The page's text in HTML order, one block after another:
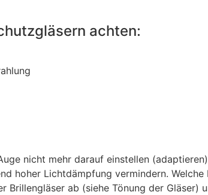
achten:
nicht mehr darauf einstellen
hoher Lichtdämpfung vermindern.
Brillengläser ab (siehe Tönung der